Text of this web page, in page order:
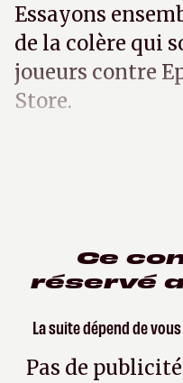
Essayons
de la colère qui
joueurs contre
Store.
Ce
réservé
La suite dépend de vous
Pas de